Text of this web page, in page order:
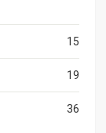
15
19
36